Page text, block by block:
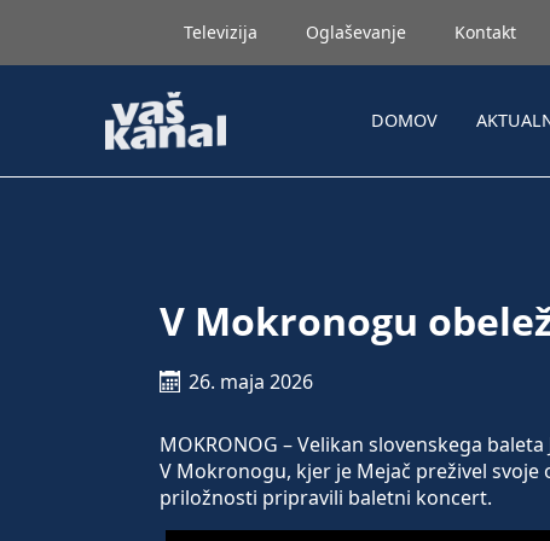
Televizija Oglaševanje Kontakt
DOMOV
V Mokronogu
26. maja 2026
MOKRONOG – Velikan slovenskega
V Mokronogu, kjer je Mejač preživel
priložnosti pripravili baletni koncert.